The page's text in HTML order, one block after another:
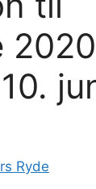
Ryde